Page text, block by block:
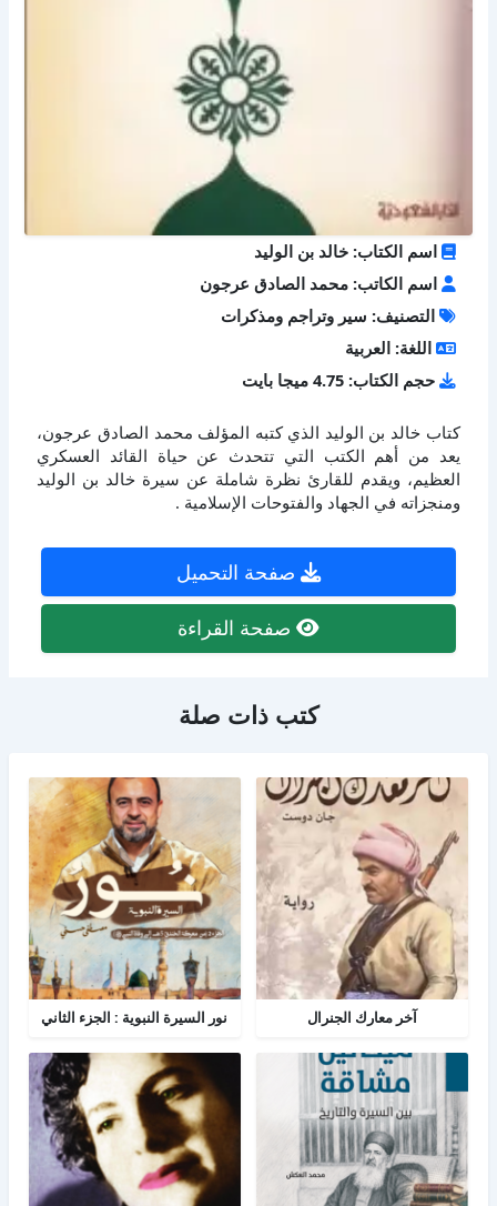
اسم الكتاب: خالد بن الوليد
اسم الكاتب: محمد الصادق عرجون
التصنيف: سير وتراجم ومذكرات
اللغة: العربية
حجم الكتاب: 4.75 ميجا بايت
كتاب خالد بن الوليد الذي كتبه المؤلف محمد الصادق عرجون،
يعد من أهم الكتب التي تتحدث عن حياة القائد العسكري
العظيم، ويقدم للقارئ نظرة شاملة عن سيرة خالد بن الوليد
ومنجزاته في الجهاد والفتوحات الإسلامية .
صفحة التحميل
صفحة القراءة
كتب ذات صلة
آخر معارك الجنرال نور السيرة النبوية : الجزء الثاني